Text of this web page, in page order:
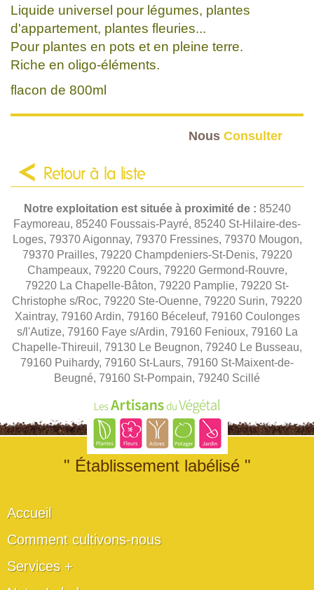
Liquide universel pour légumes, plantes
d'appartement, plantes fleuries...
Pour plantes en pots et en pleine terre.
Riche en oligo-éléments.
flacon de 800ml
Nous Consulter
Retour à la liste
Notre exploitation est située à proximité de : 85240
Faymoreau, 85240 Foussais-Payré, 85240 St-Hilaire-des-
Loges, 79370 Aigonnay, 79370 Fressines, 79370 Mougon,
79370 Prailles, 79220 Champdeniers-St-Denis, 79220
Champeaux, 79220 Cours, 79220 Germond-Rouvre,
79220 La Chapelle-Bâton, 79220 Pamplie, 79220 St-
Christophe s/Roc, 79220 Ste-Ouenne, 79220 Surin, 79220
Xaintray, 79160 Ardin, 79160 Béceleuf, 79160 Coulonges
s/l'Autize, 79160 Faye s/Ardin, 79160 Fenioux, 79160 La
Chapelle-Thireuil, 79130 Le Beugnon, 79240 Le Busseau,
79160 Puihardy, 79160 St-Laurs, 79160 St-Maixent-de-
Beugné, 79160 St-Pompain, 79240 Scillé
" Établissement labélisé "
Accueil
Comment cultivons-nous
Services +